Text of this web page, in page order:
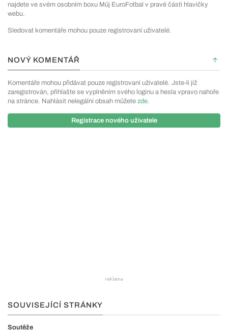
najdete ve svém osobním boxu Můj EuroFotbal v pravé části hlavičky
webu.
Sledovat komentáře mohou pouze registrovaní uživatelé.
NOVÝ KOMENTÁŘ
Komentáře mohou přidávat pouze registrovaní uživatelé. Jste-li již
zaregistrován, přihlašte se vyplněním svého loginu a hesla vpravo nahoře
na stránce. Nahlásit nelegální obsah můžete zde.
Registrace nového uživatele
SOUVISEJÍCÍ STRÁNKY
Soutěže